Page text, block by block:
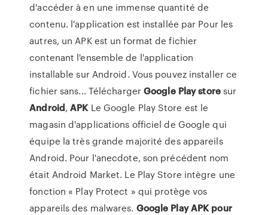
d'accéder à en une immense quantité de
contenu. l'application est installée par Pour les
autres, un APK est un format de fichier
contenant l'ensemble de l'application
installable sur Android. Vous pouvez installer ce
fichier sans... TéléchargerGoogle Playstoresur
Android,APKLe Google Play Store est le
magasin d'applications officiel de Google qui
équipe la très grande majorité des appareils
Android. Pour l'anecdote, son précédent nom
était Android Market. Le Play Store intègre une
fonction « Play Protect » qui protège vos
appareils des malwares. Google Play APK pour